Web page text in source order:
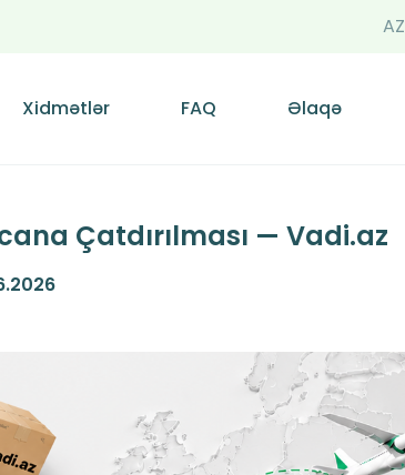
AZ
Xidmətlər FAQ Əlaqə
Çatdırılması — Vadi.az